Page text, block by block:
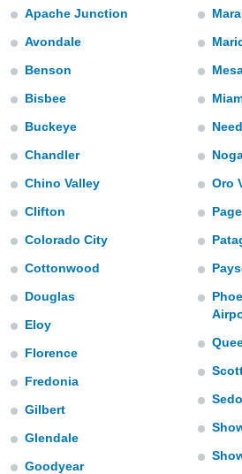
e
digital
ou
a nossa
de alta
botão
ao
todos os
ou
no
como
ACEITAR
CONTINUAR
Apache Junction
Avondale
Benson
Bisbee
Buckeye
Chandler
Chino Valley
Clifton
Colorado City
Cottonwood
Douglas
Eloy
Florence
Fredonia
Gilbert
Glendale
Goodyear
Oro
Page